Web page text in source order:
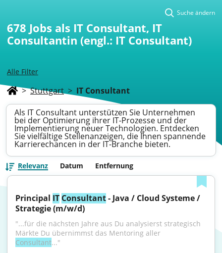
Alle Filter
Suche ändern
678 Jobs als IT Consultant, IT
Consultantin (engl.: IT Consultant)
> Stuttgart > IT Consultant
Als IT Consultant unterstützen Sie Unternehmen
bei der Optimierung ihrer IT-Prozesse und der
Implementierung neuer Technologien. Entdecken
Sie vielfältige Stellenanzeigen, die Ihnen spannende
Karrierechancen in der IT-Branche bieten.
Relevanz Datum Entfernung
Principal IT Consultant - Java / Cloud Systeme /
Strategie (m/w/d)
"...für die nächsten Jahre aus Du analysierst strategisch
Consultant..."